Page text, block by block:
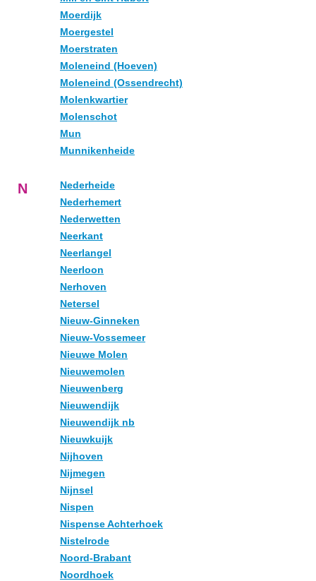
Moerdijk
Moergestel
Moerstraten
Moleneind (Hoeven)
Moleneind (Ossendrecht)
Molenkwartier
Molenschot
Mun
Munnikenheide
N
Nederheide
Nederhemert
Nederwetten
Neerkant
Neerlangel
Neerloon
Nerhoven
Netersel
Nieuw-Ginneken
Nieuw-Vossemeer
Nieuwe Molen
Nieuwemolen
Nieuwenberg
Nieuwendijk
Nieuwendijk nb
Nieuwkuijk
Nijhoven
Nijmegen
Nijnsel
Nispen
Nispense Achterhoek
Nistelrode
Noord-Brabant
Noordhoek